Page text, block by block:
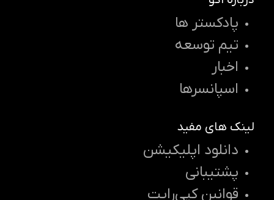
پادکستر ها
تیم توسعه
اخبار
اسپانسرها
لینک های مفید
دانلود اپلیکیشن
پشتیبانی
قوانین کپی‌رایت